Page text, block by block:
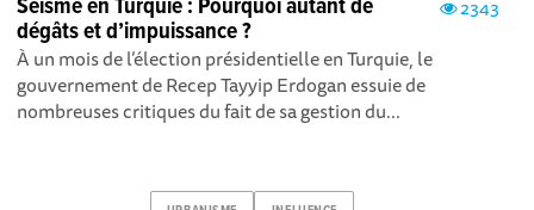
2343
Séisme en Turquie : Pourquoi autant de
dégâts et d’impuissance ?
À un mois de l’élection présidentielle en Turquie, le
gouvernement de Recep Tayyip Erdogan essuie de
nombreuses critiques du fait de sa gestion du...